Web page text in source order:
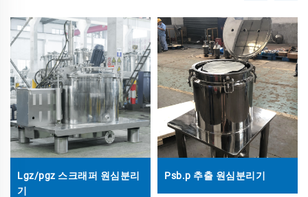
Lgz/pgz 스크래퍼 원심분리
기
Psb.p 추출 원심분리기